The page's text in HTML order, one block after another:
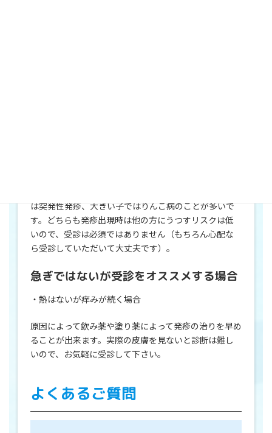
は突発性発疹、大きい子ではりんご病のことが多いで
す。どちらも発疹出現時は他の方にうつすリスクは低
いので、受診は必須ではありません（もちろん心配な
ら受診していただいて大丈夫です）。
急ぎではないが受診をオススメする場合
・熱はないが痒みが続く場合
原因によって飲み薬や塗り薬によって発疹の治りを早め
ることが出来ます。実際の皮膚を見ないと診断は難し
いので、お気軽に受診して下さい。
よくあるご質問